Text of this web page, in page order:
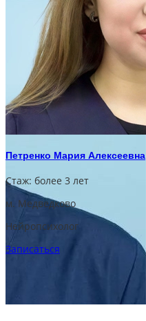
Петренко Мария Алексеевна
Стаж: более 3 лет
м. Медведково
Нейропсихолог
Записаться